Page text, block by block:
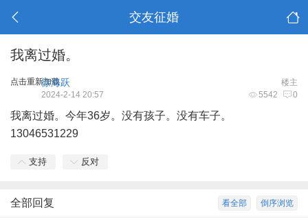
交友征婚
我离过婚。
点击重新加载 楼主
徐海跃
5542 0
2024-2-14 20:57
我离过婚。今年36岁。没有孩子。没有车子。
13046531229
支持 反对
倒序浏览
看全部
全部回复